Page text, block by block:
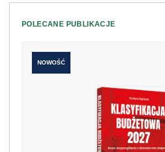
POLECANE PUBLIKACJE
NOWOŚĆ